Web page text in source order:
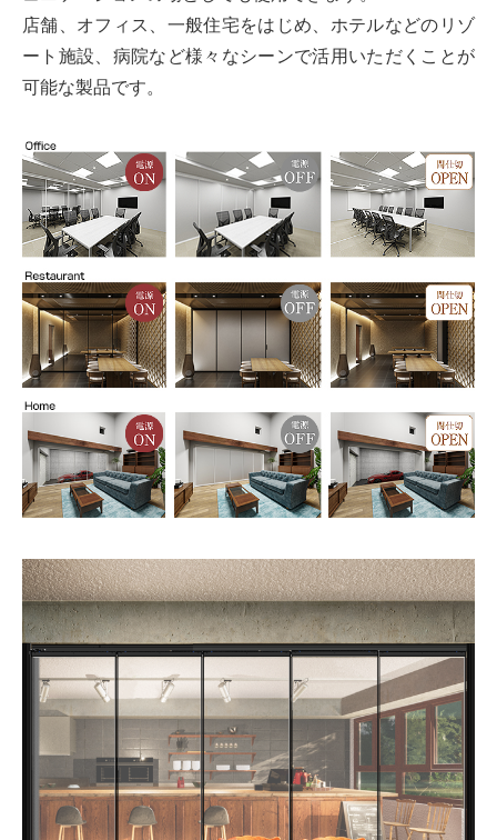
店舗、オフィス、一般住宅をはじめ、ホテルなどのリゾ
ート施設、病院など様々なシーンで活用いただくことが
可能な製品です。